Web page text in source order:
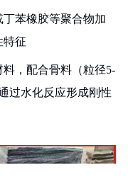
苯橡胶等聚合物加
特征
，配合骨料（粒径5-
过水化反应形成刚性